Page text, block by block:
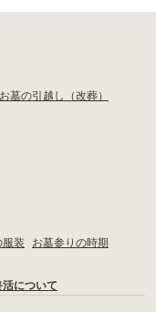
お墓の引越し（改葬）
服装
お墓参りの時期
について